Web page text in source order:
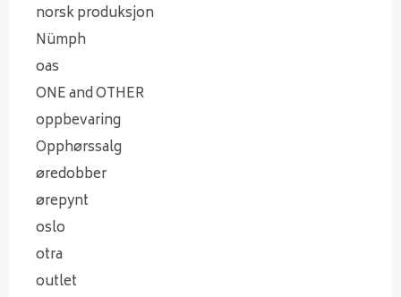
norsk produksjon
Nümph
oas
ONE and OTHER
oppbevaring
Opphørssalg
øredobber
ørepynt
oslo
otra
outlet